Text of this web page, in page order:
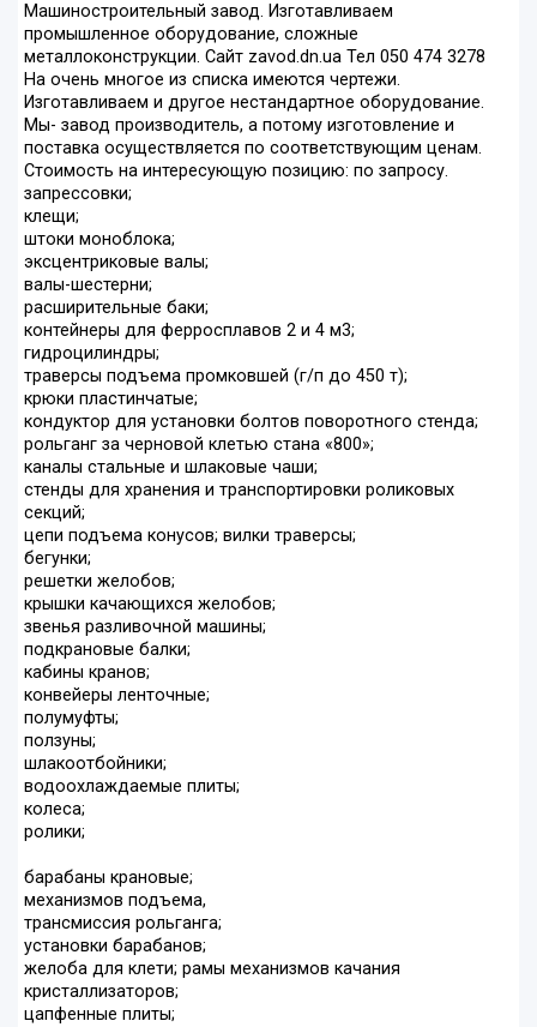
Машиностроительный завод. Изготавливаем
промышленное оборудование, сложные
металлоконструкции. Сайт zavod.dn.ua Тел 050 474 3278
На очень многое из списка имеются чертежи.
Изготавливаем и другое нестандартное оборудование.
Мы- завод производитель, а потому изготовление и
поставка осуществляется по соответствующим ценам.
Стоимость на интересующую позицию: по запросу.
запрессовки;
клещи;
штоки моноблока;
эксцентриковые валы;
валы-шестерни;
расширительные баки;
контейнеры для ферросплавов 2 и 4 м3;
гидроцилиндры;
траверсы подъема промковшей (г/п до 450 т);
крюки пластинчатые;
кондуктор для установки болтов поворотного стенда;
рольганг за черновой клетью стана «800»;
каналы стальные и шлаковые чаши;
стенды для хранения и транспортировки роликовых
секций;
цепи подъема конусов; вилки траверсы;
бегунки;
решетки желобов;
крышки качающихся желобов;
звенья разливочной машины;
подкрановые балки;
кабины кранов;
конвейеры ленточные;
полумуфты;
ползуны;
шлакоотбойники;
водоохлаждаемые плиты;
колеса;
ролики;
барабаны крановые;
механизмов подъема,
трансмиссия рольганга;
установки барабанов;
желоба для клети; рамы механизмов качания
кристаллизаторов;
цапфенные плиты;